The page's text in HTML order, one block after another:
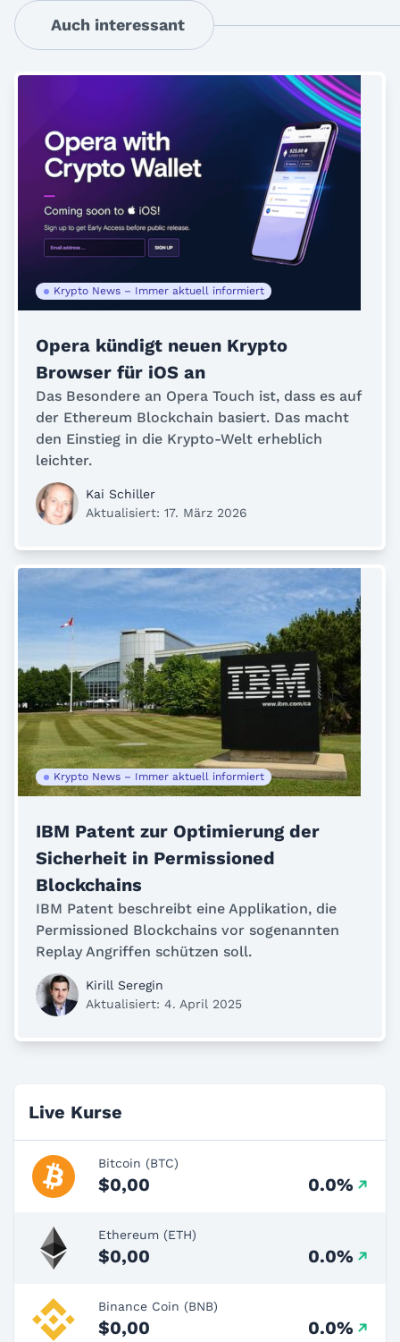
Auch interessant
Krypto News – Immer aktuell informiert
Opera kündigt neuen Krypto
Browser für iOS an
Das Besondere an Opera Touch ist, dass es auf
der Ethereum Blockchain basiert. Das macht
den Einstieg in die Krypto-Welt erheblich
leichter.
Kai Schiller
Aktualisiert: 17. März 2026
Krypto News – Immer aktuell informiert
IBM Patent zur Optimierung der
Sicherheit in Permissioned
Blockchains
IBM Patent beschreibt eine Applikation, die
Permissioned Blockchains vor sogenannten
Replay Angriffen schützen soll.
Kirill Seregin
Aktualisiert: 4. April 2025
Live Kurse
Bitcoin (BTC)
$0,00 0.0%
Ethereum (ETH)
$0,00 0.0%
Binance Coin (BNB)
$0,00 0.0%